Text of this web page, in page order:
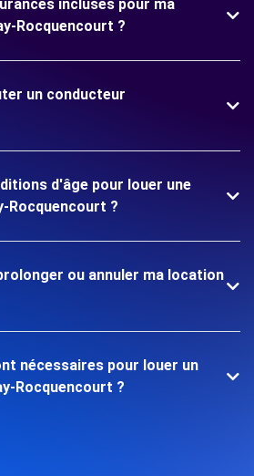
incluses pour ma
Rocquencourt ?
un conducteur
d'âge pour louer une
Rocquencourt ?
ou annuler ma location
nécessaires pour louer un
Rocquencourt ?